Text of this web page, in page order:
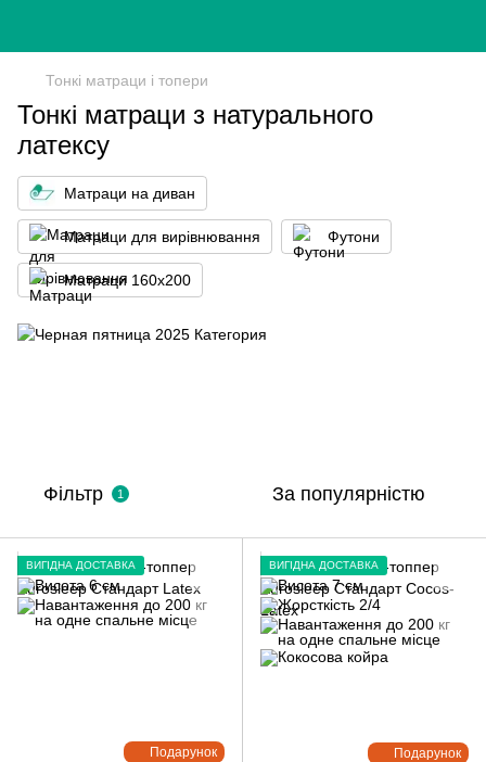
Тонкі матраци і топери
Тонкі матраци з натурального
латексу
Матраци на диван
Матраци для вирівнювання Футони
Матраци 160x200
Фільтр 1 За популярністю
Подарунок
ВИГІДНА ДОСТАВКА
Подарунок
ВИГІДНА ДОСТАВКА